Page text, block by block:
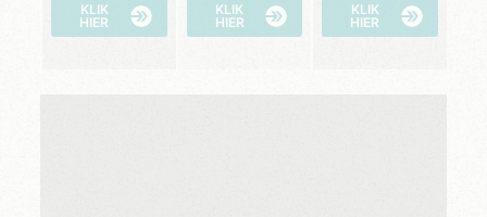
KLIK
HIER
KLIK
HIER
KLIK
HIER